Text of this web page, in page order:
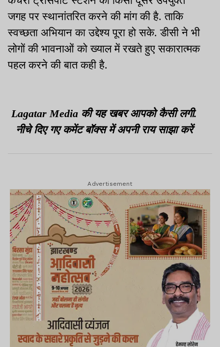
जगह पर स्थानांतरित करने की मांग की है. ताकि
स्वच्छता अभियान का उद्देश्य पूरा हो सके. डीसी ने भी
लोगों की भावनाओं को ख्याल में रखते हुए सकारात्मक
पहल करने की बात कही है.
Lagatar Media की यह खबर आपको कैसी लगी.
नीचे दिए गए कमेंट बॉक्स में अपनी राय साझा करें
Advertisement